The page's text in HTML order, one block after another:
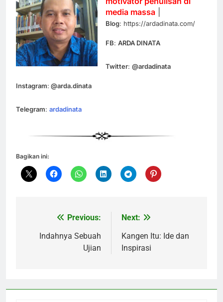
media massa
Blog: https://ardadinata.com/
FB: ARDA DINATA
Twitter: @ardadinata
Instagram: @arda.dinata
Telegram: ardadinata
Bagikan ini:
Navigasi
pos
Previous:
Indahnya Sebuah
Ujian
Next:
Kangen Itu: Ide dan
Inspirasi